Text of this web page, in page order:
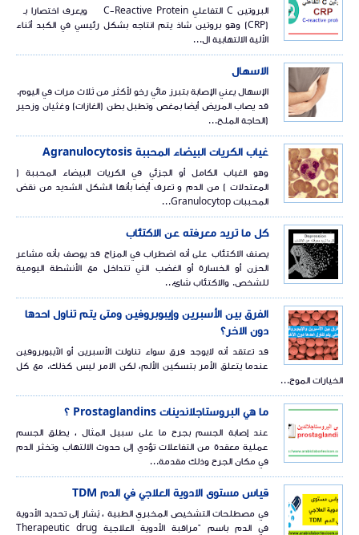
البروتين C التفاعلي C-Reactive Protein ويعرف اختصارا بـ
(CRP) وهو بروتين شاذ يتم انتاجه بشكل رئيسي في الكبد أثناء
الألية الالتهابية ال...
الاسهال
الإسهال يعني الإصابة بتبرز مائي رخو لأكثر من ثلاث مرات في اليوم.
قد يصاب المريض أيضا بمغص وتطبل بطن (الغازات) وغثيان وزحير
(الحاجة الملح...
غياب الكريات البيضاء المحببة Agranulocytosis
وهو الغياب الكامل أو الجزئي في الكريات البيضاء المحببة (
المعتدلات ) من الدم و تعرف أيضا بأنها الشكل الشديد من نقض
المحببات Granulocytop...
كل ما تريد معرفته عن الاكتئاب
يصنف الاكتئاب على أنه اضطراب في المزاج قد يوصف بأنه مشاعر
الحزن أو الخسارة أو الغضب التي تتداخل مع الأنشطة اليومية
للشخص. والاكتئاب شائ...
الفرق بين الأسبرين وإيبوبروفين ومتى يتم تناول احدها
دون الاخر؟
قد تعتقد أنه لايوجد فرق سواء تناولت الأسبرين أو الآيبوبروفين
عندما يتعلق الأمر بتسكين الألم، لكن الامر ليس كذلك. مع كل
الخيارات الموج...
ما هي البروستاجلاندينات Prostaglandins ؟
عند إصابة الجسم بجرح ما على سبيل المثال ، يطلق الجسم
عملية معقدة من التفاعلات تؤدي إلى حدوث الالتهاب وتخثر الدم
في مكان الجرح وذلك مقدمة...
قياس مستوى الادوية العلاجي في الدم TDM
في مصطلحات التشخيص المخبري الطبية ، يُشار إلى تحديد الأدوية
في الدم باسم "مراقبة الأدوية العلاجية Therapeutic drug